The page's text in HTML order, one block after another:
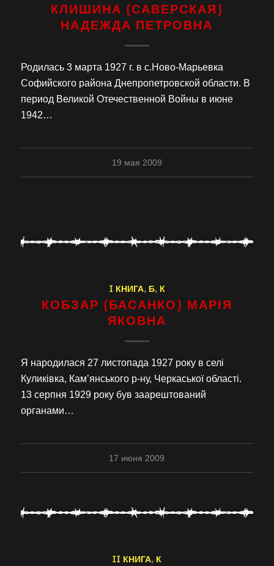
КЛИШИНА (САВЕРСКАЯ)
НАДЕЖДА ПЕТРОВНА
Родилась 3 марта 1927 г. в с.Ново-Марьевка
Софийского района Днепропетровской области. В
период Великой Отечественной Войны в июне
1942…
19 мая 2009
I КНИГА, Б, К
КОБЗАР (БАСАНКО) МАРІЯ
ЯКОВНА
Я народилася 27 листопада 1927 року в селі
Куликівка, Кам’янського р-ну, Черкаської області.
13 серпня 1929 року був заарештований
органами…
17 июня 2009
II КНИГА, К